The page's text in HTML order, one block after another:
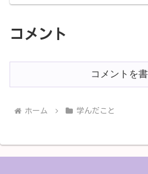
コメント
コメントを
ホーム 学んだこと